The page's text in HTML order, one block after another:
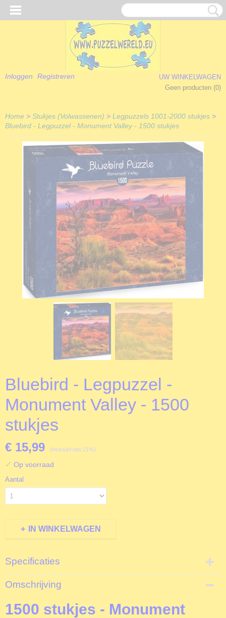
Inloggen Registreren
UW WINKELWAGEN
Geen producten (0)
Home > Stukjes (Volwassenen) > Legpuzzels 1001-2000 stukjes >
Bluebird - Legpuzzel - Monument Valley - 1500 stukjes
Bluebird - Legpuzzel -
Monument Valley - 1500
stukjes
€ 15,99 (inclusief btw 21%)
✓ Op voorraad
Aantal
IN WINKELWAGEN
Specificaties
Productcode
B70266
EAN code
3663384702662
Omschrijving
1500 stukjes - Monument